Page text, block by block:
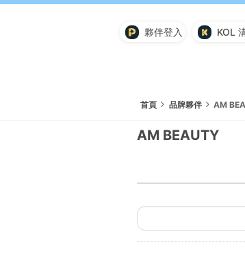
夥伴登入 KOL
首頁 品牌夥伴 AM
AM BEAUTY